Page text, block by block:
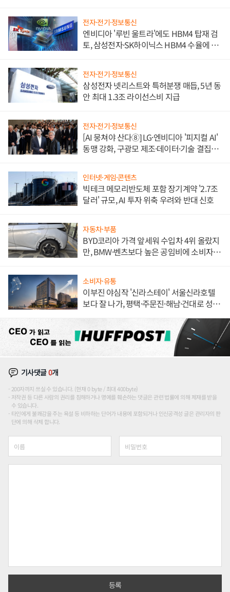
전자·전기·정보통신
엔비디아 '루빈 울트라'에도 HBM4 탑재 검
토, 삼성전자·SK하이닉스 HBM4 수율에 주
전자·전기·정보통신
삼성전자 넷리스트와 특허분쟁 매듭, 5년 동
안 최대 1.3조 라이선스비 지급
전자·전기·정보통신
[AI 뭉쳐야 산다⑧] LG·엔비디아 '피지컬 AI'
동맹 강화, 구광모 제조·데이터·기술 결집
인터넷·게임·콘텐츠
빅테크 메모리반도체 포함 장기계약 '2.7조
달러' 규모, AI 투자 위축 우려와 반대 신호
자동차·부품
BYD코리아 가격 앞세워 수입차 4위 올랐지
만, BMW·벤츠보다 높은 공임비에 소비자
소비자·유통
이부진 야심작 '신라스테이' 서울신라호텔
보다 잘 나가, 평택·주문진·해남·건대로 성
기사댓글0개
200자까지 쓰실 수 있습니다. (현재 0 byte / 최대 400byte)
저작권 등 다른 사람의 권리를 침해하거나 명예를 훼손하는 댓글은 관련 법률에 의해 제재를 받을
수 있습니다.
타인에게 불쾌감을 주는 욕설 등 비하하는 단어가 내용에 포함되거나 인신공격성 글은 관리자의 판
단에 의해 삭제 합니다.